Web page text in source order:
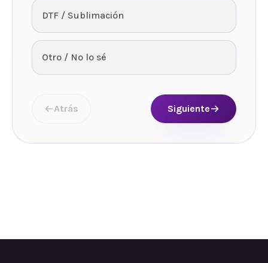
DTF / Sublimación
Otro / No lo sé
Atrás Siguiente